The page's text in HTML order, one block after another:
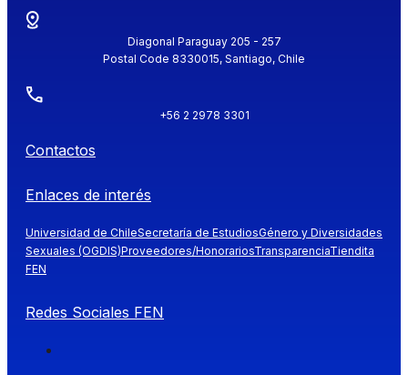
Diagonal Paraguay 205 - 257
Postal Code 8330015, Santiago, Chile
+56 2 2978 3301
Contactos
Enlaces de interés
Universidad de ChileSecretaría de EstudiosGénero y Diversidades
Sexuales (OGDIS)Proveedores/HonorariosTransparenciaTiendita
FEN
Redes Sociales FEN